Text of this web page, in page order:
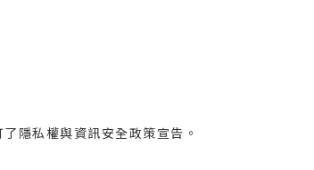
隱私權與資訊安全政策宣告。